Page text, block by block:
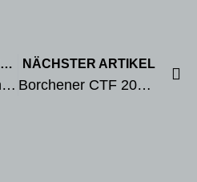
VORHERIGER ARTIKEL
Große Begeisterung bei der 1. Borchener Schüler-MTB-Meisterschaft
NÄCHSTER ARTIKEL
Borchener CTF 2019 „Durch den Herbstwald“